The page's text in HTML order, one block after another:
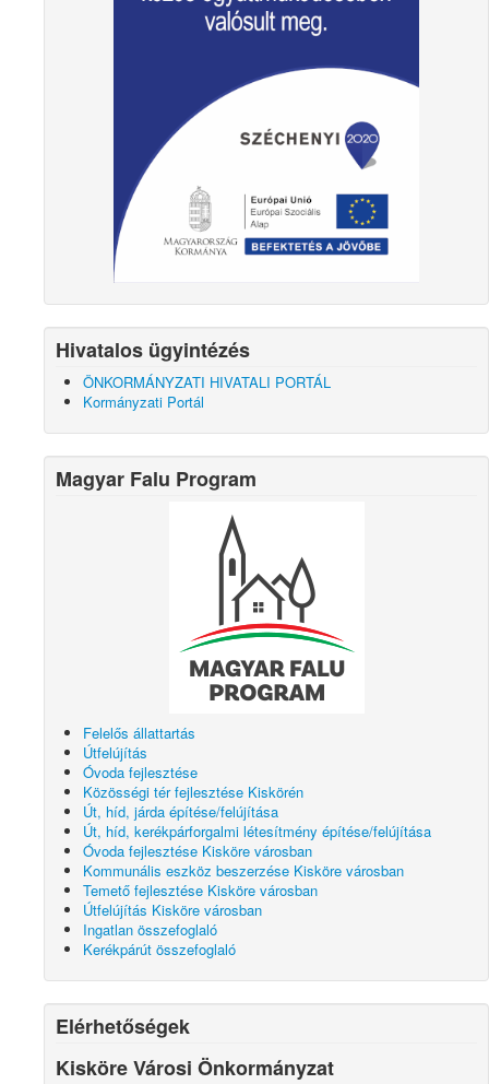
Hivatalos ügyintézés
ÖNKORMÁNYZATI HIVATALI PORTÁL
Kormányzati Portál
Magyar Falu Program
Felelős állattartás
Útfelújítás
Óvoda fejlesztése
Közösségi tér fejlesztése Kiskörén
Út, híd, járda építése/felújítása
Út, híd, kerékpárforgalmi létesítmény építése/felújítása
Óvoda fejlesztése Kisköre városban
Kommunális eszköz beszerzése Kisköre városban
Temető fejlesztése Kisköre városban
Útfelújítás Kisköre városban
Ingatlan összefoglaló
Kerékpárút összefoglaló
Elérhetőségek
Kisköre Városi Önkormányzat